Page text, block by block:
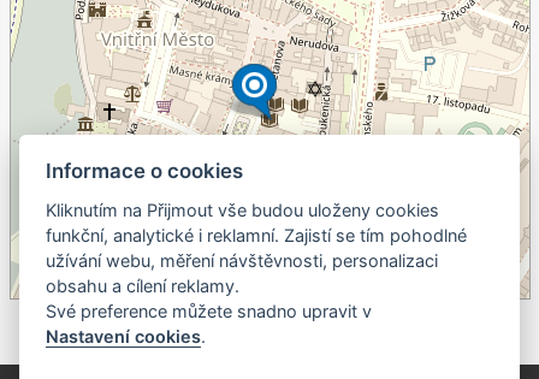
©OpenStreetMapcontributors.
Informace o cookies
Kliknutím na Přijmout vše budou uloženy cookies
funkční, analytické i reklamní. Zajistí se tím pohodlné
užívání webu, měření návštěvnosti, personalizaci
obsahu a cílení reklamy.
Své preference můžete snadno upravit v
Nastavení cookies.